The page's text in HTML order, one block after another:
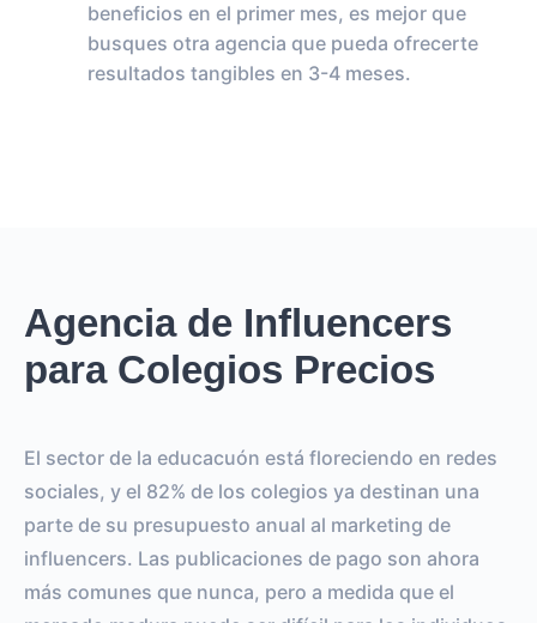
beneficios en el primer mes, es mejor que
busques otra agencia que pueda ofrecerte
resultados tangibles en 3-4 meses.
Agencia de Influencers
para Colegios Precios
El sector de la educacuón está floreciendo en redes
sociales, y el 82% de los colegios ya destinan una
parte de su presupuesto anual al marketing de
influencers. Las publicaciones de pago son ahora
más comunes que nunca, pero a medida que el